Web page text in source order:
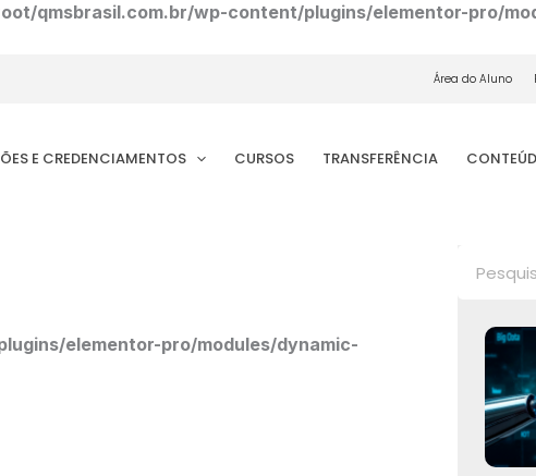
qmsbrasil.com.br/wp-content/plugins/elementor-pro/
Área do Aluno
E CREDENCIAMENTOS CURSOS TRANSFERÊNCIA
elementor-pro/modules/dynamic-